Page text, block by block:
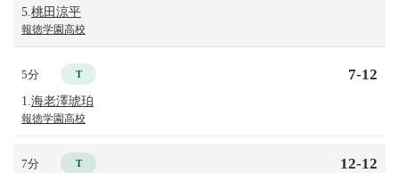
5. 桃田涼平
報徳学園高校
5分 T
1. 海老澤琥珀
報徳学園高校
7-12
7分 T 12-12